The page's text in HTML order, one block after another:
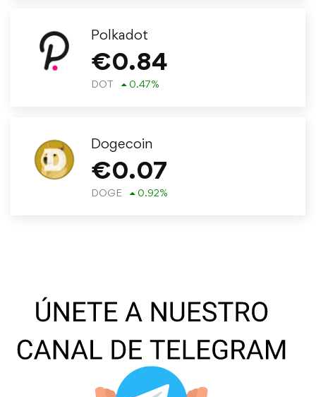
Polkadot
€0.84
DOT 0.47%
Dogecoin
€0.07
DOGE 0.92%